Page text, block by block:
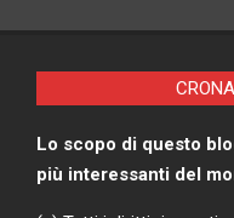
Lo scopo di questo
più interessanti del